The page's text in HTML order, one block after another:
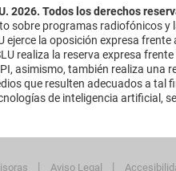
2026. Todos los derechos
sobre programas radiofónicos
ejerce la oposición expresa
realiza la reserva expresa
asimismo, también realiza una
que resulten adecuados a tal
de inteligencia artificial,
Aviso Legal